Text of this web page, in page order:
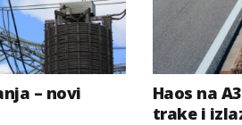
– novi
Haos na
trake i